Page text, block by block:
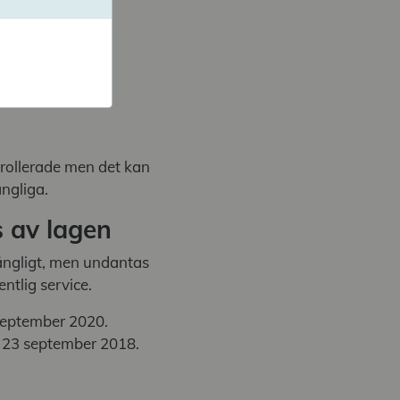
men det kan
av lagen
men undantas
service.
2020.
september 2018.